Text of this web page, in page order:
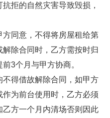
拒的自然灾害导致毁损，
同意，不得将房屋租给第
除合同时，乙方需按时归
3个月与甲方协商。
得借故解除合同，如甲方
为前台使用时，乙方必须
方一个月内清场否则因此